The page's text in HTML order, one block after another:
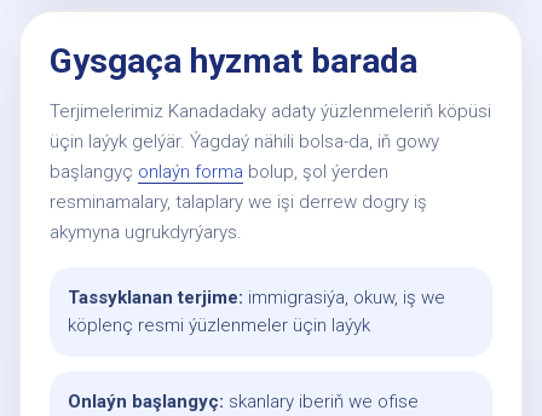
Gysgaça hyzmat barada
Terjimelerimiz Kanadadaky adaty ýüzlenmeleriň köpüsi
üçin laýyk gelýär. Ýagdaý nähili bolsa-da, iň gowy
başlangyç onlaýn forma bolup, şol ýerden
resminamalary, talaplary we işi derrew dogry iş
akymyna ugrukdyrýarys.
Tassyklanan terjime: immigrasiýa, okuw, iş we
köplenç resmi ýüzlenmeler üçin laýyk
Onlaýn başlangyç: skanlary iberiň we ofise